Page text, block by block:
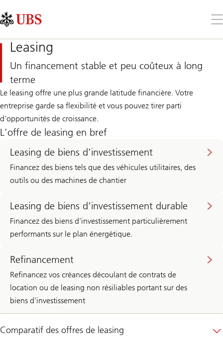
Links
Area
le
Leasing
Un financement stable et peu coûteux à long
terme
Le leasing offre une plus grande latitude financière. Votre
entreprise garde sa flexibilité et vous pouvez tirer parti
d’opportunités de croissance.
L’offre de leasing en bref
Leasing de biens d’investissement
Financez des biens tels que des véhicules utilitaires, des
outils ou des machines de chantier
Leasing de biens d’investissement durable
Financez des biens d’investissement particulièrement
performants sur le plan énergétique.
Refinancement
Refinancez vos créances découlant de contrats de
location ou de leasing non résiliables portant sur des
biens d’investissement
Comparatif des offres de leasing